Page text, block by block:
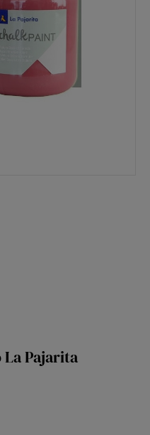
Pajarita